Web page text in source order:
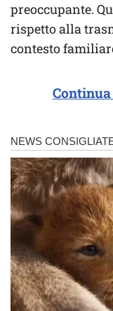
preoccupante.
rispetto alla
contesto